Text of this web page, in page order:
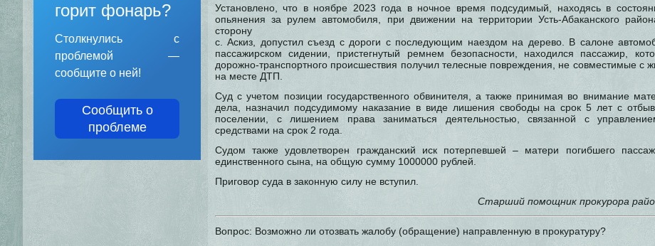
горит фонарь?
Столкнулись с
проблемой —
сообщите о ней!
Сообщить о
проблеме
Установлено, что в ноябре 2023 года в ночное время подсудимый, находясь в
опьянения за рулем автомобиля, при движении на территории Усть-Абаканского
сторону
с. Аскиз, допустил съезд с дороги с последующим наездом на дерево. В салоне
пассажирском сидении, пристегнутый ремнем безопасности, находился пассажир,
дорожно-транспортного происшествия получил телесные повреждения, не совместимые с
на месте ДТП.
Суд с учетом позиции государственного обвинителя, а также принимая во внимание
дела, назначил подсудимому наказание в виде лишения свободы на срок 5 лет с
поселении, с лишением права заниматься деятельностью, связанной с
средствами на срок 2 года.
Судом также удовлетворен гражданский иск потерпевшей – матери погибшего
единственного сына, на общую сумму 1000000 рублей.
Приговор суда в законную силу не вступил.
Старший помощник прокурора
Вопрос: Возможно ли отозвать жалобу (обращение) направленную в прокуратуру?